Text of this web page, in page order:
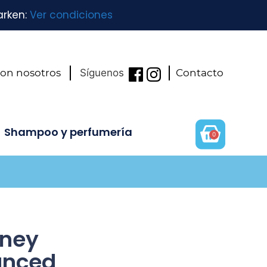
Ver condiciones
nosotros Síguenos Contacto
Shampoo y perfumería 0